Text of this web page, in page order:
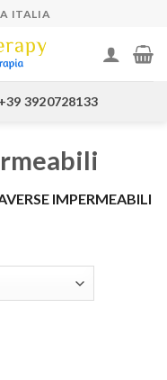
ITALIA
+39 3920728133
IMPERMEABILI